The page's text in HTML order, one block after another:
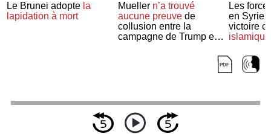
Le Brunei adopte la
lapidation à mort
Mueller n’a trouvé
aucune preuvede
collusion entre la
campagne de Trump et
Les
en Syrie
victoire
islamique